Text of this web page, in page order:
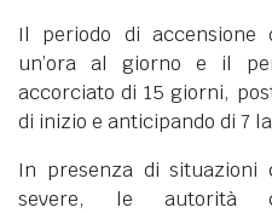
Il periodo di
un’ora al giorno e il
accorciato di 15 giorni,
di inizio e anticipando di 7
In presenza di situazioni
severe, le autorità